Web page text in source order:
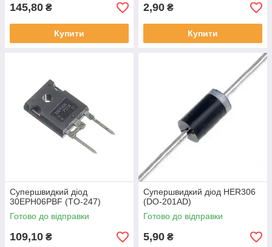
145,80 ₴
Купити
2,90 ₴
Купити
Супершвидкий діод
30EPH06PBF (TO-247)
Готово до відправки
109,10 ₴
Супершвидкий діод HER306
(DO-201AD)
Готово до відправки
5,90 ₴